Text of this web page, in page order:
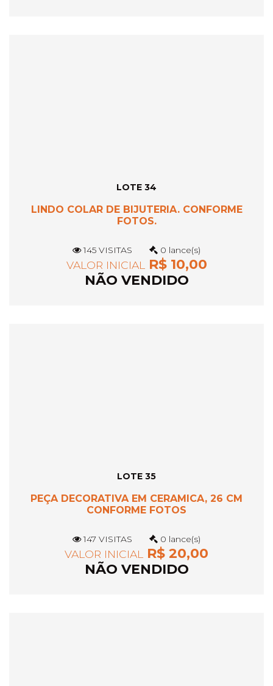
LOTE 34
LINDO COLAR DE BIJUTERIA. CONFORME
FOTOS.
145 VISITAS 0 lance(s)
VALOR INICIAL R$ 10,00
NÃO VENDIDO
LOTE 35
PEÇA DECORATIVA EM CERAMICA, 26 CM
CONFORME FOTOS
147 VISITAS 0 lance(s)
VALOR INICIAL
R$ 20,00
NÃO VENDIDO